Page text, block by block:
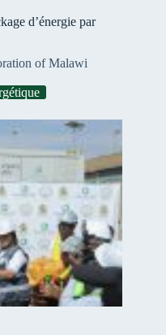
d’énergie par
of Malawi